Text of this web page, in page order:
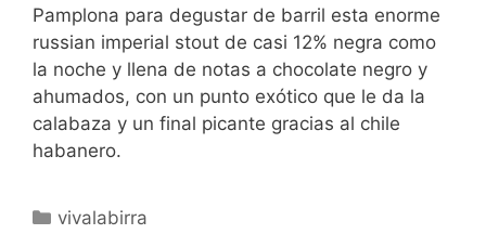
Pamplona para degustar de barril esta enorme
russian imperial stout de casi 12% negra como
la noche y llena de notas a chocolate negro y
ahumados, con un punto exótico que le da la
calabaza y un final picante gracias al chile
habanero.
Categorías
vivalabirra